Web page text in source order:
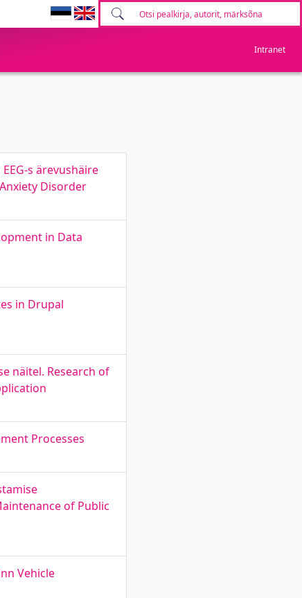
Intranet
s ärevushäire
Disorder
in Data
in Drupal
näitel. Research of
Processes
of Public
Vehicle